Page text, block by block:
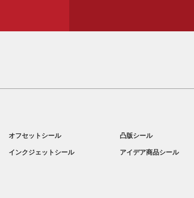
オフセットシール 凸版シール
インクジェットシール アイデア商品シール